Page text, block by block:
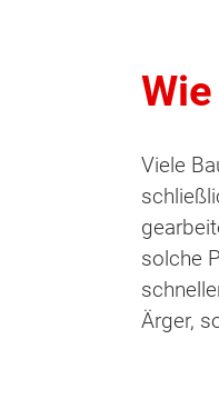
Viele
solche
Ärger,